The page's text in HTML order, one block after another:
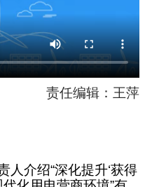
责任编辑：王萍
人介绍“深化提升‘获得